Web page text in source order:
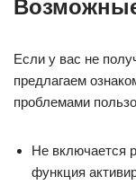
Если у вас не
предлагаем
проблемами
Не включается
функция